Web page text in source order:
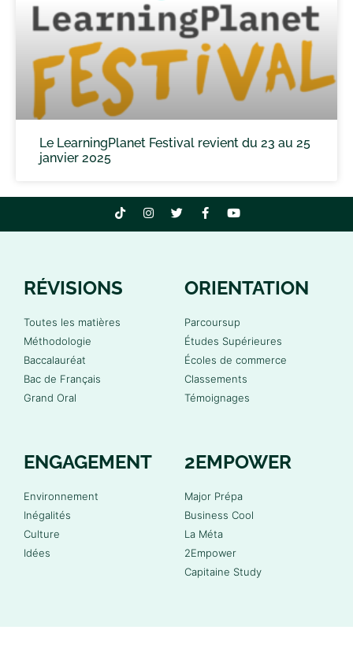
Le LearningPlanet Festival revient du 23 au 25
janvier 2025
RÉVISIONS
Toutes les matières
Méthodologie
Baccalauréat
Bac de Français
Grand Oral
ORIENTATION
Parcoursup
Études Supérieures
Écoles de commerce
Classements
Témoignages
ENGAGEMENT
Environnement
Inégalités
Culture
Idées
2EMPOWER
Major Prépa
Business Cool
La Méta
2Empower
Capitaine Study